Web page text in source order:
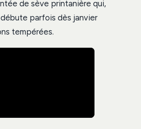
de sève printanière qui,
débute parfois dès janvier
tempérées.